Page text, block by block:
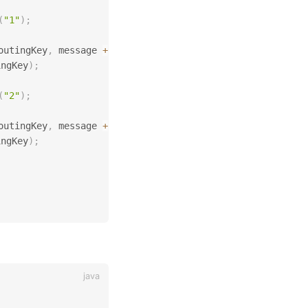
"1") ;
, message + routingKey
) ;
"2") ;
, message + routingKey
) ;